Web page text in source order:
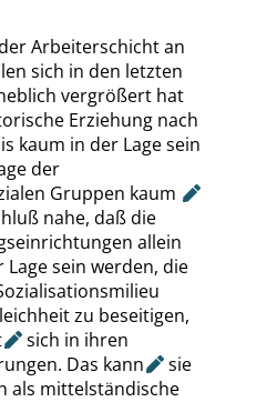
Arbeiterschicht an
sich in den letzten
vergrößert hat
Erziehung nach
kaum in der Lage sein
der
Gruppen kaum
nahe, daß die
allein
sein werden, die
zu beseitigen,
sich in ihren
Das kann
sie
als mittelständische